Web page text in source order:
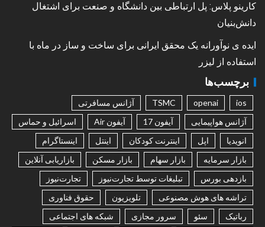
کارینو پلاس: پل ارتباطی بین دانشگاه و صنعت برای اشتغال
دانش‌بنیان
ایده ی نوآورانه یک محقق ایرانی برای ساخت و ساز در ماه با
استفاده از لیزر
برچسب‌ها
ios
openai
TSMC
آژانس مسافرتی
آژانس هواپیمایی
آیفون 17 آیفون Air
اسرائیل و حماس
انویدیا
اپل اینترنت کودکان اینتل
اینستاگرام
بازار سرمایه
بازار سهام بازار مسکن
بازاریابی آنلاین
بازدهی بورس
تبلیغات توسط تجارت‌نیوز
تجارت‌نیوز
تراشه های هوش مصنوعی
تلویزیون
حقوق فناوری
رباتیک
سئو سرور مجازی
شبکه های اجتماعی